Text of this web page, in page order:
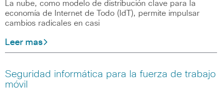
La nube, como modelo de distribución clave para la
economía de Internet de Todo (IdT), permite impulsar
cambios radicales en casi
Leer mas
Seguridad informática para la fuerza de trabajo
móvil